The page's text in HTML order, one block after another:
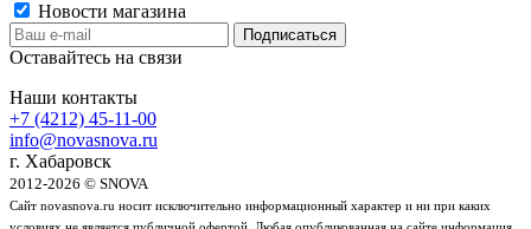
Новости магазина
Оставайтесь на связи
Наши контакты
+7 (4212) 45-11-00
info@novasnova.ru
г. Хабаровск
2012-2026 © SNOVA
Сайт novasnova.ru носит исключительно информационный характер и ни при каких